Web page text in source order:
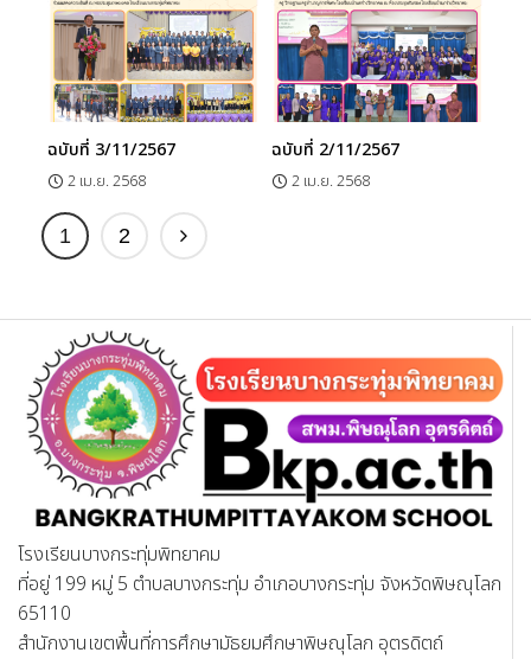
ฉบับที่ 3/11/2567
2 เม.ย. 2568
ฉบับที่ 2/11/2567
2 เม.ย. 2568
1 2
โรงเรียนบางกระทุ่มพิทยาคม
ที่อยู่ 199 หมู่ 5 ตำบลบางกระทุ่ม อำเภอบางกระทุ่ม จังหวัดพิษณุโลก
65110
สำนักงานเขตพื้นที่การศึกษามัธยมศึกษาพิษณุโลก อุตรดิตถ์